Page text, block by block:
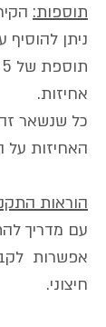
תוספות:
ניתן להוסיף
אחיזות.
כל שנשאר
האחיזות על
הוראות
עם מדריך
אפשרות
חיצוני.